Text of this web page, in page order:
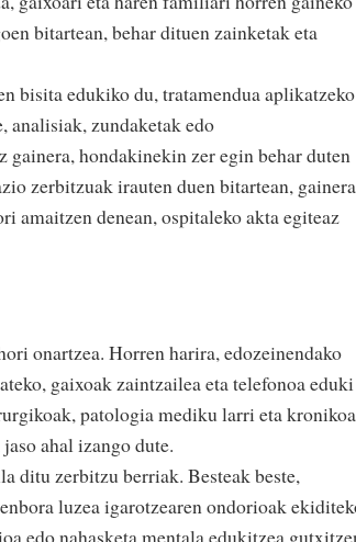
bitartean, behar dituen zainketak eta
bisita edukiko du, tratamendua aplikatzeko
analisiak, zundaketak edo
hondakinekin zer egin behar duten
zerbitzuak irauten duen bitartean,
amaitzen denean, ospitaleko akta egiteaz
onartzea. Horren harira, edozeinendako
gaixoak zaintzailea eta telefonoa eduki
patologia mediku larri eta kronikoa
ahal izango dute.
ditu zerbitzu berriak. Besteak beste,
luzea igarotzearen ondorioak
edo nahasketa mentala edukitzea